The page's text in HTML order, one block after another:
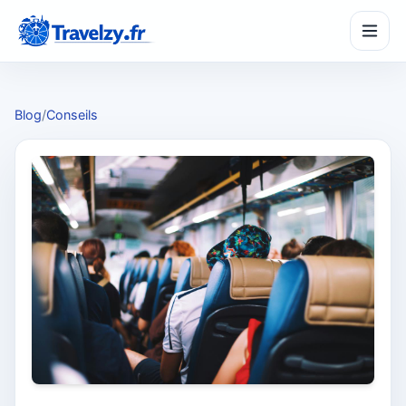
☀️ SeasonPass
Partir à la bonne saison
🗺️ TripMaker
Créer un itinéraire
€ BudgetZy
Estimer son budget
Blog/Conseils